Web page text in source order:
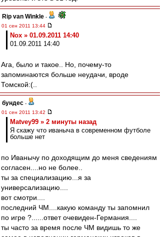
Rip van Winkle -
01 сен 2011 13:44
Nox » 01.09.2011 14:40
01.09.2011 14:40
Ага, было и такое.. Но, почему-то
запоминаются больше неудачи, вроде
Томской:(..
бундес -
01 сен 2011 13:42
Matvey99 » 2 минуты назад
Я скажу что иваныча в современном футболе
больше нет
по Иванычу по доходящим до меня сведениям
согласен....но не более..
ты за специализацию...я за
универсализацию....
вот смотри....
последний ЧМ....какую команду ты запомнил
по игре ?......ответ очевиден-Германия....
ты часто за время после ЧМ видишь то же